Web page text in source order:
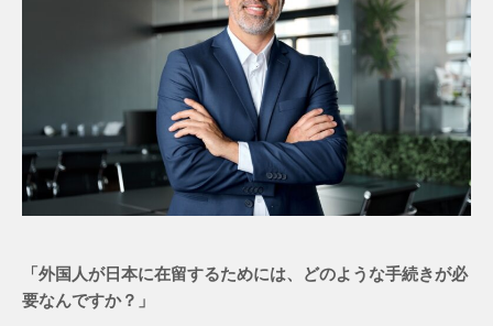
「外国人が日本に在留するためには、どのような手続きが必
要なんですか？」